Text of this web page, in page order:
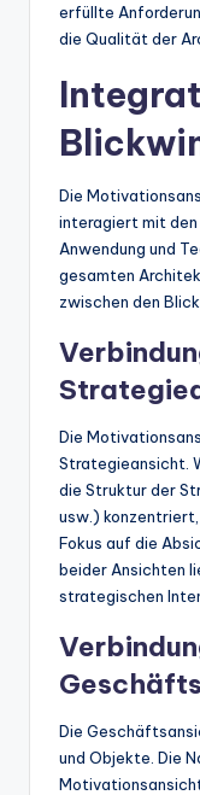
erfüllte
die Qualität der
Die
interagiert mit
Anwendung und
gesamten
zwischen den
Die
Strategieansicht.
die Struktur der
usw.)
Fokus auf die
beider Ansichten
strategischen
Die
und Objekte. Die